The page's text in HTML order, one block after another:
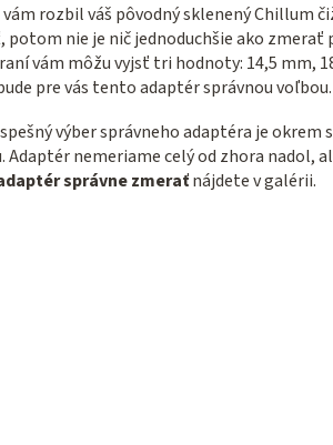
vám rozbil váš pôvodný sklenený Chillum
potom nie je nič jednoduchšie ako
vám môžu vyjsť tri hodnoty: 14,5 mm,
pre vás tento adaptér správnou voľbou.
výber správneho adaptéra je
Adaptér nemeriame celý od zhora nadol,
správne zmeraťnájdete v galérii.